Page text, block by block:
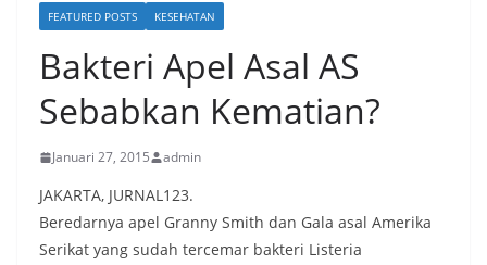
FEATURED POSTS KESEHATAN
Bakteri Apel Asal AS
Sebabkan Kematian?
Januari 27, 2015 admin
JAKARTA, JURNAL123.
Beredarnya apel Granny Smith dan Gala asal Amerika
Serikat yang sudah tercemar bakteri Listeria